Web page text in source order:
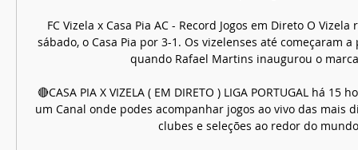
FC Vizela x Casa Pia AC - Record Jogos em Direto O
sábado, o Casa Pia por 3-1. Os vizelenses até começaram
quando Rafael Martins inaugurou o
🔴CASA PIA X VIZELA ( EM DIRETO ) LIGA PORTUGAL há 15
um Canal onde podes acompanhar jogos ao vivo das mais
clubes e seleções ao redor do